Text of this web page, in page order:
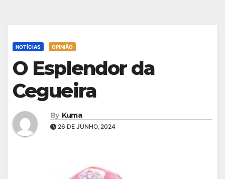
NOTÍCIAS OPINIÃO
O Esplendor da
Cegueira
By Kuma
26 DE JUNHO, 2024